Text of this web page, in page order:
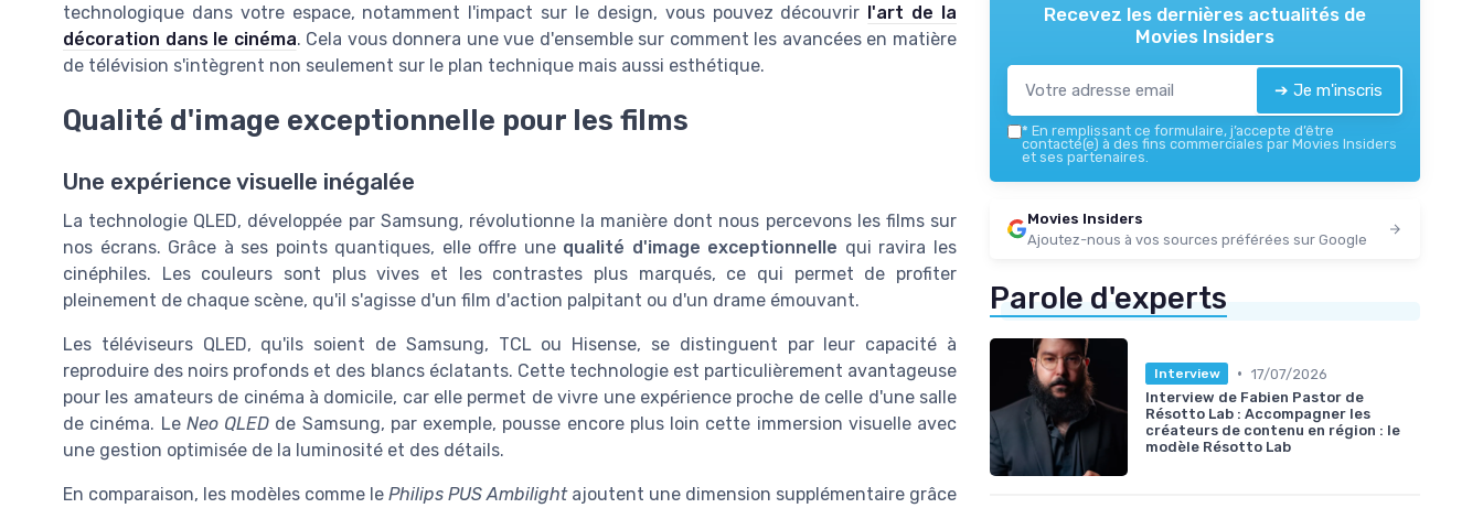
technologique dans votre espace, notamment l'impact sur le design, vous pouvez découvrir l'art de la
décoration dans le cinéma. Cela vous donnera une vue d'ensemble sur comment les avancées en matière
de télévision s'intègrent non seulement sur le plan technique mais aussi esthétique.
Qualité d'image exceptionnelle pour les films
Une expérience visuelle inégalée
La technologie QLED, développée par Samsung, révolutionne la manière dont nous percevons les films sur
nos écrans. Grâce à ses points quantiques, elle offre une qualité d'image exceptionnelle qui ravira les
cinéphiles. Les couleurs sont plus vives et les contrastes plus marqués, ce qui permet de profiter
pleinement de chaque scène, qu'il s'agisse d'un film d'action palpitant ou d'un drame émouvant.
Les téléviseurs QLED, qu'ils soient de Samsung, TCL ou Hisense, se distinguent par leur capacité à
reproduire des noirs profonds et des blancs éclatants. Cette technologie est particulièrement avantageuse
pour les amateurs de cinéma à domicile, car elle permet de vivre une expérience proche de celle d'une salle
de cinéma. Le Neo QLED de Samsung, par exemple, pousse encore plus loin cette immersion visuelle avec
une gestion optimisée de la luminosité et des détails.
En comparaison, les modèles comme le Philips PUS Ambilightajoutent une dimension supplémentaire grâce
Recevez les dernières actualités de
Movies Insiders
➔ Je m'inscris
* En remplissant ce formulaire, j’accepte d’être
contacté(e) à des fins commerciales par Movies Insiders
et ses partenaires.
Movies Insiders
Ajoutez-nous à vos sources préférées sur Google
Parole d'experts
Interview • 17/07/2026
Interview de Fabien Pastor de
Résotto Lab : Accompagner les
créateurs de contenu en région : le
modèle Résotto Lab